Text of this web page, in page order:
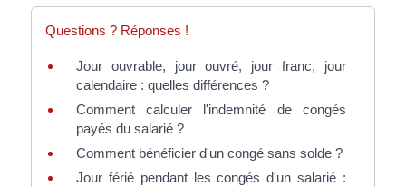
Questions ? Réponses !
Jour ouvrable, jour ouvré, jour franc, jour
calendaire : quelles différences ?
Comment calculer l'indemnité de congés
payés du salarié ?
Comment bénéficier d'un congé sans solde ?
Jour férié pendant les congés d'un salarié :